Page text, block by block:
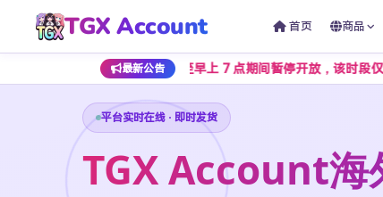
TGX Account 首页 商品
最新公告
在每日凌晨 1 点至早上 7 点期间暂停开放，该时段仅支持加密货
平台实时在线 · 即时发货
TGX Account海